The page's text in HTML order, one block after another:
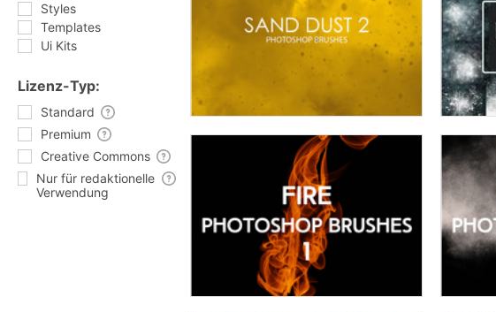
Styles
Templates
Ui Kits
Lizenz-Typ:
Standard
Premium
Creative Commons
Nur für redaktionelle
Verwendung